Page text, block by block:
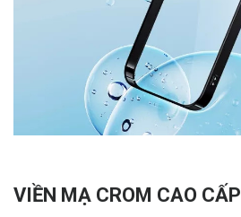
VIỀN MẠ CROM CAO CẤP